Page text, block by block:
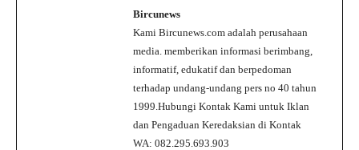
Bircunews
Kami Bircunews.com adalah perusahaan
media. memberikan informasi berimbang,
informatif, edukatif dan berpedoman
terhadap undang-undang pers no 40 tahun
1999.Hubungi Kontak Kami untuk Iklan
dan Pengaduan Keredaksian di Kontak
WA: 082.295.693.903